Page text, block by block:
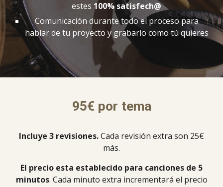
estes 100% satisfech@
Comunicación durante todo el proceso para
hablar de tu proyecto y grabarlo como tú quieres
95€ por tema
Incluye 3 revisiones.Cada revisión extra son 25€
más.
El precio esta establecido para canciones de 5
minutos. Cada minuto extra incrementará el precio